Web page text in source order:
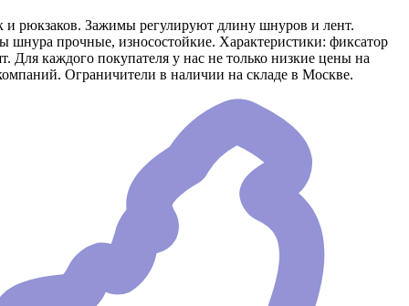
и рюкзаков. Зажимы регулируют длину шнуров и лент.
прочные, износостойкие. Характеристики: фиксатор
каждого покупателя у нас не только низкие цены на
Ограничители в наличии на складе в Москве.